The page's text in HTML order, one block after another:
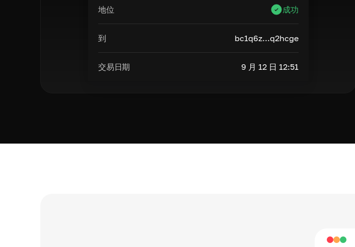
地位 成功
到 bc1q6z...q2hcge
交易日期 9 月 12 日 12:51